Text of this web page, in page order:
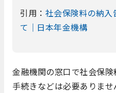
引用： 社会保険料の納
て｜日本年金機構
金融機関の窓口で社会保
手続きなどは必要ありま